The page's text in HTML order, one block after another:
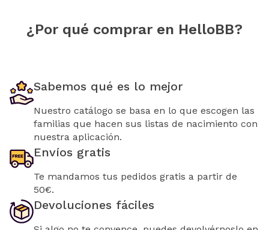
¿Por qué comprar en HelloBB?
Sabemos qué es lo mejor
Nuestro catálogo se basa en lo que escogen las
familias que hacen sus listas de nacimiento con
nuestra aplicación.
Envíos gratis
Te mandamos tus pedidos gratis a partir de
50€.
Devoluciones fáciles